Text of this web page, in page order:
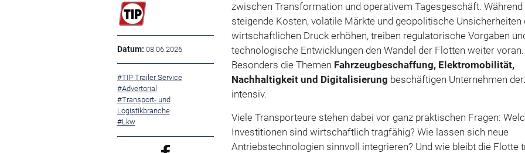
Datum: 08.06.2026
#TIP Trailer Service
#Advertorial
#Transport- und
Logistikbranche
#Lkw
zwischen Transformation und operativem Tagesgeschäft. Während
steigende Kosten, volatile Märkte und geopolitische Unsicherheiten
wirtschaftlichen Druck erhöhen, treiben regulatorische Vorgaben
technologische Entwicklungen den Wandel der Flotten weiter voran.
Besonders die Themen Fahrzeugbeschaffung, Elektromobilität,
Nachhaltigkeit und Digitalisierung beschäftigen Unternehmen
intensiv.
Viele Transporteure stehen dabei vor ganz praktischen Fragen:
Investitionen sind wirtschaftlich tragfähig? Wie lassen sich neue
Antriebstechnologien sinnvoll integrieren? Und wie bleibt die Flotte